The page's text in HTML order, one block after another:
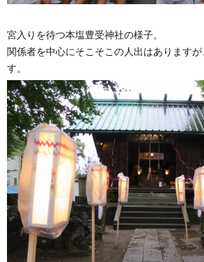
宮入りを待つ本塩豊受神社の様子。
関係者を中心にそこそこの人出はあります
す。